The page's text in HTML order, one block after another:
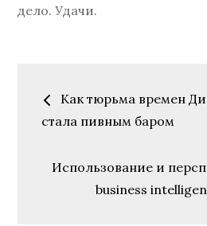
дело. Удачи.
Навигация
по
записям
Как тюрьма времен
стала пивным баром
Использование и
business